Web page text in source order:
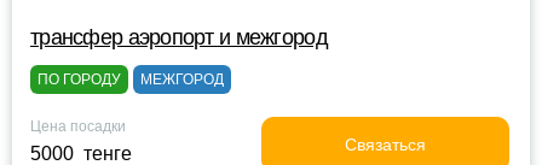
трансфер аэропорт и межгород
ПО ГОРОДУ МЕЖГОРОД
Цена посадки
5000 тенге Связаться